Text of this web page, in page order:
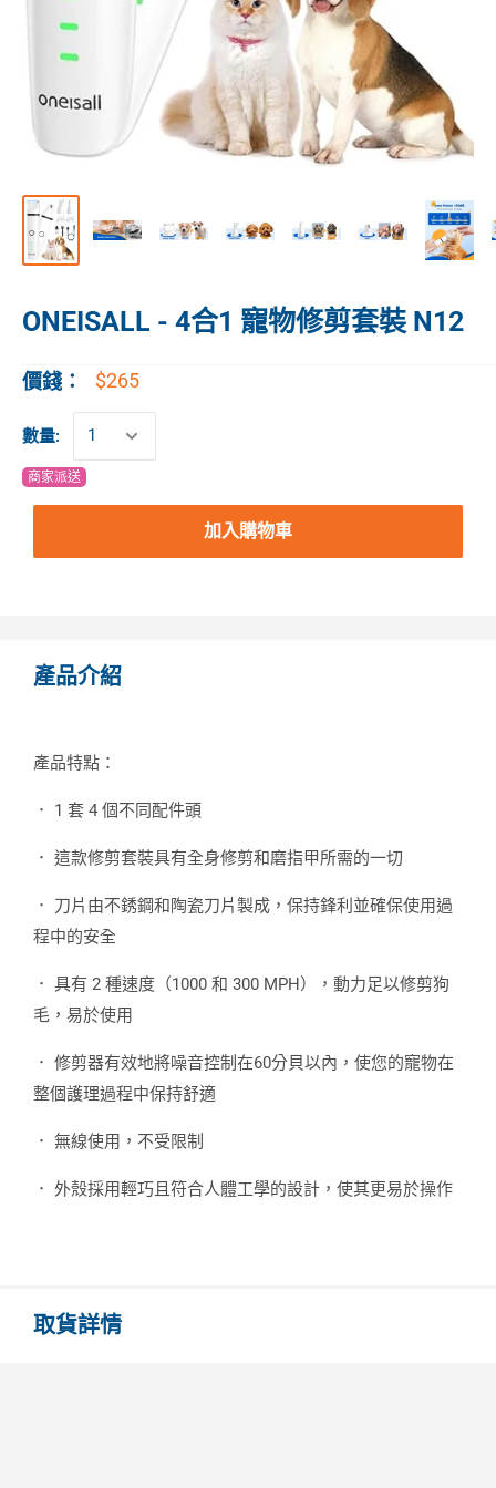
ONEISALL - 4合1 寵物修剪套裝 N12
價錢： $265
數量:
商家派送
加入購物車
產品介紹
產品特點：
． 1 套 4 個不同配件頭
． 這款修剪套裝具有全身修剪和磨指甲所需的一切
． 刀片由不銹鋼和陶瓷刀片製成，保持鋒利並確保使用過
程中的安全
． 具有 2 種速度（1000 和 300 MPH），動力足以修剪狗
毛，易於使用
． 修剪器有效地將噪音控制在60分貝以內，使您的寵物在
整個護理過程中保持舒適
． 無線使用，不受限制
． 外殼採用輕巧且符合人體工學的設計，使其更易於操作
取貨詳情